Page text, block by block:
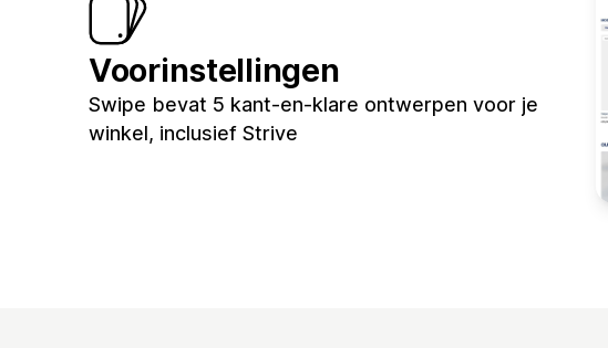
Voorinstellingen
Swipe bevat 5 kant-en-klare ontwerpen voor je
winkel, inclusief Strive